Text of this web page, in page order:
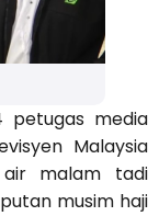
petugas media
Malaysia
malam tadi
musim haji